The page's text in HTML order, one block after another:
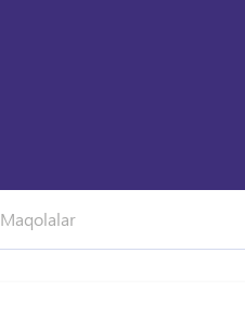
Maqolalar